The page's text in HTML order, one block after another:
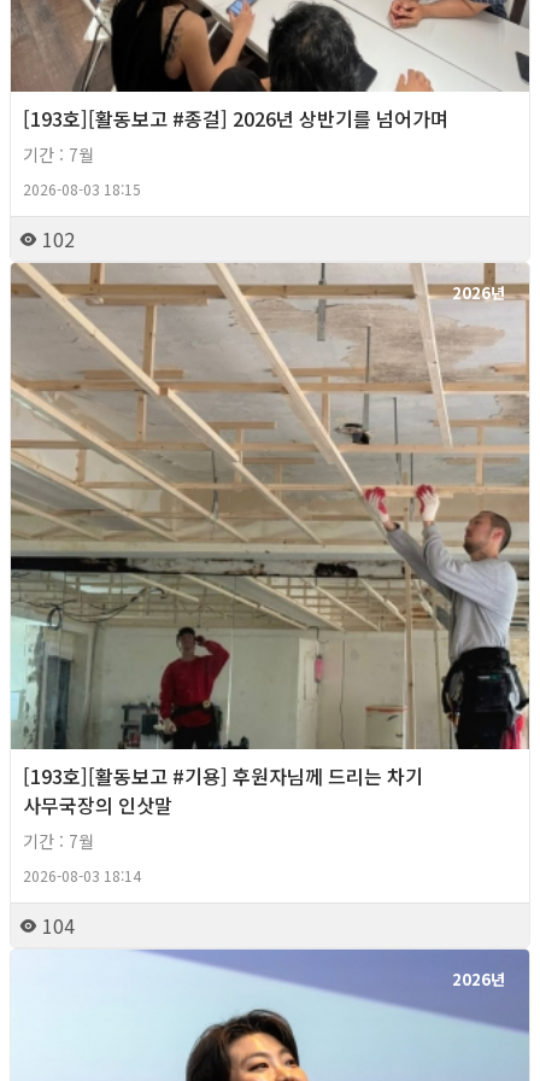
[193호][활동보고 #종걸] 2026년 상반기를 넘어가며
기간 : 7월
2026-08-03 18:15
102
2026년
[193호][활동보고 #기용] 후원자님께 드리는 차기
사무국장의 인삿말
기간 : 7월
2026-08-03 18:14
104
2026년